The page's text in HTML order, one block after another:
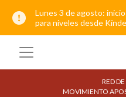
Lunes 3 de agosto:
para niveles desde
RED
MOVIMIENTO